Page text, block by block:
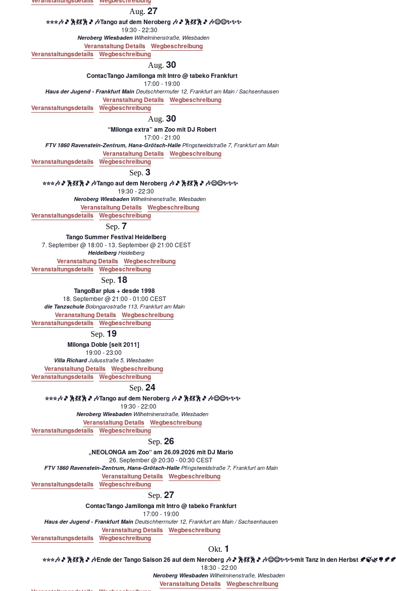
Aug. 27
⭐⭐⭐🎶🎵🕺💃💃🕺🎵🎶Tango auf dem Neroberg 🎶🎵🕺💃💃🕺🎵🎶😊😊✨✨✨
19:30 -22:30
Neroberg Wiesbaden Wilhelminenstraße, Wiesbaden
Veranstaltung Details
Wegbeschreibung
Veranstaltungsdetails
Wegbeschreibung
Aug. 30
ContacTango Jamilonga mit Intro @ tabeko Frankfurt
17:00 - 19:00
Haus der Jugend - Frankfurt Main Deutschherrnufer 12, Frankfurt am Main / Sachsenhausen
Veranstaltung Details
Wegbeschreibung
Veranstaltungsdetails
Wegbeschreibung
Aug. 30
“Milonga extra” am Zoo mit DJ Robert
17:00 -21:00
FTV 1860 Ravenstein-Zentrum, Hans-Grötsch-Halle Pfingstweidstraße 7, Frankfurt am Main
Veranstaltung Details
Wegbeschreibung
Veranstaltungsdetails
Wegbeschreibung
Sep. 3
⭐⭐⭐🎶🎵🕺💃💃🕺🎵🎶Tango auf dem Neroberg 🎶🎵🕺💃💃🕺🎵🎶😊😊✨✨✨
19:30 -22:30
Neroberg Wiesbaden Wilhelminenstraße, Wiesbaden
Veranstaltung Details
Wegbeschreibung
Veranstaltungsdetails
Wegbeschreibung
Sep. 7
Tango Summer Festival Heidelberg
7. September @ 18:00 - 13. September @ 21:00 CEST
Heidelberg Heidelberg
Veranstaltung Details
Wegbeschreibung
Veranstaltungsdetails
Wegbeschreibung
Sep. 18
TangoBar plus + desde 1998
18. September @ 21:00 -01:00 CEST
die Tanzschule Bolongarostraße 113, Frankfurt am Main
Veranstaltung Details
Wegbeschreibung
Veranstaltungsdetails
Wegbeschreibung
Sep. 19
Milonga Doble [seit 2011]
19:00 -23:00
Villa Richard Juliusstraße 5, Wiesbaden
Veranstaltung Details
Wegbeschreibung
Veranstaltungsdetails
Wegbeschreibung
Sep. 24
⭐⭐⭐🎶🎵🕺💃💃🕺🎵🎶Tango auf dem Neroberg 🎶🎵🕺💃💃🕺🎵🎶😊😊✨✨✨
19:30 -22:00
Neroberg Wiesbaden Wilhelminenstraße, Wiesbaden
Veranstaltung Details
Wegbeschreibung
Veranstaltungsdetails
Wegbeschreibung
Sep. 26
„NEOLONGA am Zoo“ am 26.09.2026 mit DJ Mario
26. September @ 20:30 -00:30 CEST
FTV 1860 Ravenstein-Zentrum, Hans-Grötsch-Halle Pfingstweidstraße 7, Frankfurt am Main
Veranstaltung Details
Wegbeschreibung
Veranstaltungsdetails
Wegbeschreibung
Sep. 27
ContacTango Jamilonga mit Intro @ tabeko Frankfurt
17:00 - 19:00
Haus der Jugend - Frankfurt Main Deutschherrnufer 12, Frankfurt am Main / Sachsenhausen
Veranstaltung Details
Wegbeschreibung
Veranstaltungsdetails
Wegbeschreibung
Okt. 1
⭐⭐⭐🎶🎵🕺💃💃🕺🎵🎶Ende der Tango Saison 26 auf dem Neroberg 🎶🎵🕺💃💃🕺🎵🎶😊😊✨✨✨mit Tanz in den Herbst 🍂🍃🌿🌳🍂🍂
18:30 -22:00
Neroberg Wiesbaden Wilhelminenstraße, Wiesbaden
Veranstaltung Details
Wegbeschreibung